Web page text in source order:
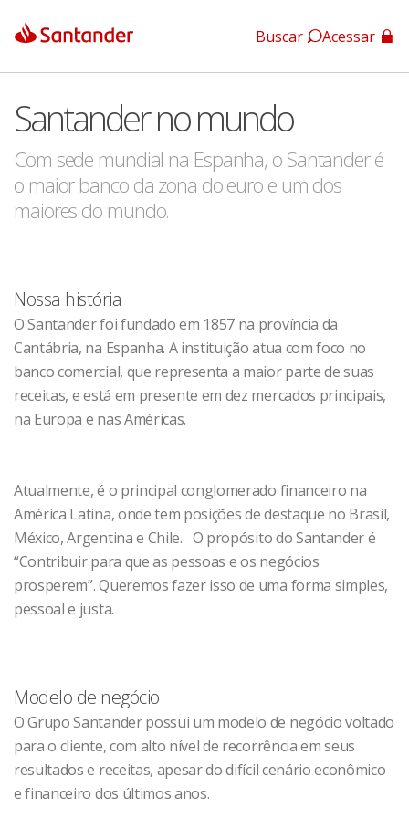
App Santander
App Santander Empresas
Buscar Acessar
Santander no mundo
Com sede mundial na Espanha, o Santander é
o maior banco da zona do euro e um dos
maiores do mundo.
Nossa história
O Santander foi fundado em 1857 na província da
Cantábria, na Espanha. A instituição atua com foco no
banco comercial, que representa a maior parte de suas
receitas, e está em presente em dez mercados principais,
na Europa e nas Américas.
Atualmente, é o principal conglomerado financeiro na
América Latina, onde tem posições de destaque no Brasil,
México, Argentina e Chile. O propósito do Santander é
“Contribuir para que as pessoas e os negócios
prosperem”. Queremos fazer isso de uma forma simples,
pessoal e justa.
Modelo de negócio
O Grupo Santander possui um modelo de negócio voltado
para o cliente, com alto nível de recorrência em seus
resultados e receitas, apesar do difícil cenário econômico
e financeiro dos últimos anos.